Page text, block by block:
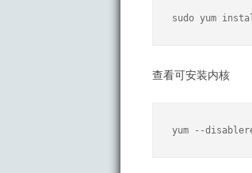
sudo yum
查看可安装内核
yum --